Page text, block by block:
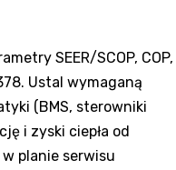
SEER/SCOP, COP,
Ustal wymaganą
(BMS, sterowniki
i zyski ciepła od
w planie serwisu